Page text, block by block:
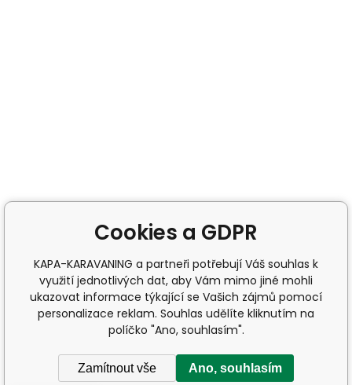
Cookies a GDPR
KAPA-KARAVANING a partneři potřebují Váš souhlas k
využití jednotlivých dat, aby Vám mimo jiné mohli
ukazovat informace týkající se Vašich zájmů pomocí
personalizace reklam. Souhlas udělíte kliknutím na
políčko "Ano, souhlasím".
Zamítnout vše Ano, souhlasím